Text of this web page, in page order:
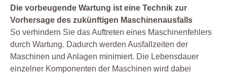
Die vorbeugende Wartung ist eine Technik zur
Vorhersage des zukünftigen Maschinenausfalls
So verhindern Sie das Auftreten eines Maschinenfehlers
durch Wartung. Dadurch werden Ausfallzeiten der
Maschinen und Anlagen minimiert. Die Lebensdauer
einzelner Komponenten der Maschinen wird dabei